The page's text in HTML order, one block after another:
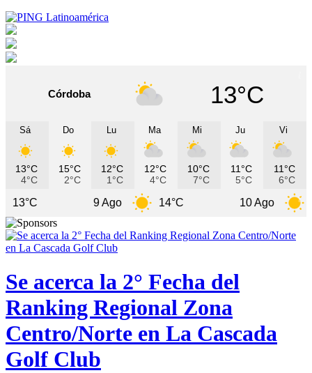
Córdoba 13°C
Sá
13°C
4°C
Do
15°C
2°C
Lu
12°C
1°C
Ma
12°C
4°C
Mi
10°C
7°C
Ju
11°C
5°C
Vi
11°C
6°C
14°C 9°C
Se acerca la 2° Fecha del
Ranking Regional Zona
Centro/Norte en La Cascada
Golf Club